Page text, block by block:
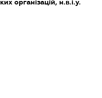
організацій, н.в.і.у.